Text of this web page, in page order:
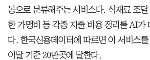
동으로 분류해주는 서비스다. 식재료 조
한 가맹비 등 각종 지출 비용 정리를 AI가
다. 한국신용데이터에 따르면 이 서비스
이달 기준 20만곳에 달한다.